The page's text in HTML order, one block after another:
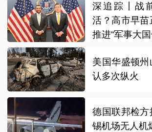
深追踪丨战
活？高市早
推进“军事大国
美国华盛顿
认多次纵火
德国联邦检方
锡机场无人机